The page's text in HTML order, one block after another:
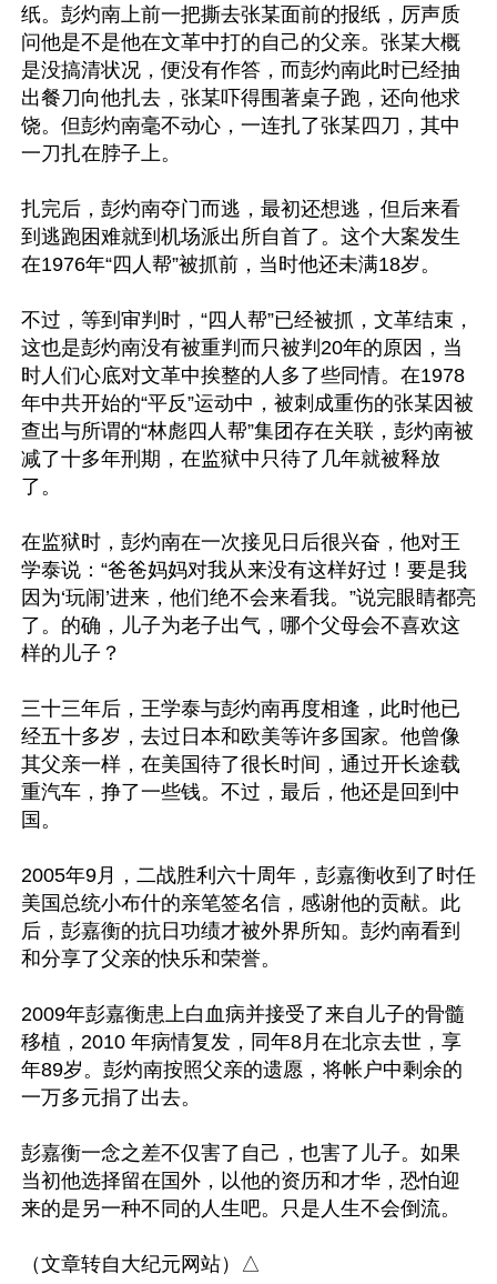
纸。彭灼南上前一把撕去张某面前的报纸，厉声质
问他是不是他在文革中打的自己的父亲。张某大概
是没搞清状况，便没有作答，而彭灼南此时已经抽
出餐刀向他扎去，张某吓得围著桌子跑，还向他求
饶。但彭灼南毫不动心，一连扎了张某四刀，其中
一刀扎在脖子上。
扎完后，彭灼南夺门而逃，最初还想逃，但后来看
到逃跑困难就到机场派出所自首了。这个大案发生
在1976年“四人帮”被抓前，当时他还未满18岁。
不过，等到审判时，“四人帮”已经被抓，文革结束，
这也是彭灼南没有被重判而只被判20年的原因，当
时人们心底对文革中挨整的人多了些同情。在1978
年中共开始的“平反”运动中，被刺成重伤的张某因被
查出与所谓的“林彪四人帮”集团存在关联，彭灼南被
减了十多年刑期，在监狱中只待了几年就被释放
了。
在监狱时，彭灼南在一次接见日后很兴奋，他对王
学泰说：“爸爸妈妈对我从来没有这样好过！要是我
因为‘玩闹’进来，他们绝不会来看我。”说完眼睛都亮
了。的确，儿子为老子出气，哪个父母会不喜欢这
样的儿子？
三十三年后，王学泰与彭灼南再度相逢，此时他已
经五十多岁，去过日本和欧美等许多国家。他曾像
其父亲一样，在美国待了很长时间，通过开长途载
重汽车，挣了一些钱。不过，最后，他还是回到中
国。
2005年9月，二战胜利六十周年，彭嘉衡收到了时任
美国总统小布什的亲笔签名信，感谢他的贡献。此
后，彭嘉衡的抗日功绩才被外界所知。彭灼南看到
和分享了父亲的快乐和荣誉。
2009年彭嘉衡患上白血病并接受了来自儿子的骨髓
移植，2010 年病情复发，同年8月在北京去世，享
年89岁。‌‌彭灼南按照父亲的遗愿，将帐户中剩余的
一万多元捐了出去。
彭嘉衡一念之差不仅害了自己，也害了儿子。如果
当初他选择留在国外，以他的资历和才华，恐怕迎
来的是另一种不同的人生吧。只是人生不会倒流。